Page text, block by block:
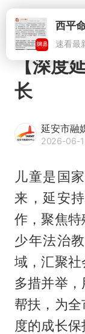
【深度
长
延安市融
2026-06-
儿童是国
来，延安
作，聚焦特
少年法治
域，汇聚社
多措并举
帮扶，为
度的成长